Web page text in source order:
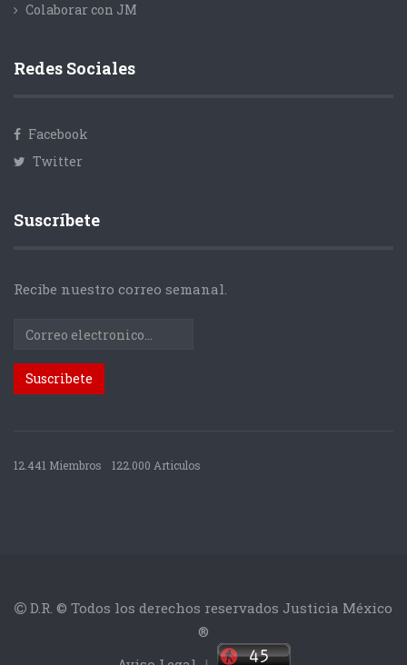
Colaborar con JM
Redes Sociales
Facebook
Twitter
Suscríbete
Recibe nuestro correo semanal.
12.441 Miembros 122.000 Articulos
D.R. © Todos los derechos reservados Justicia México
®